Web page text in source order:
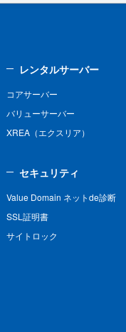
レンタルサーバー
コアサーバー
バリューサーバー
XREA（エクスリア）
セキュリティ
Value Domain ネットde診断
SSL証明書
サイトロック